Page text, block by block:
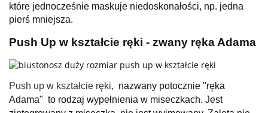
które jednocześnie maskuje niedoskonałości, np. jedna
pierś mniejsza.
Push Up w kształcie ręki - zwany ręka Adama
Push up w kształcie ręki, nazwany potocznie "ręka
Adama" to rodzaj wypełnienia w miseczkach. Jest